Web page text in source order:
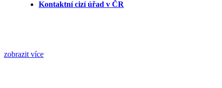
Kontaktní cizí úřad v ČR
zobrazit více